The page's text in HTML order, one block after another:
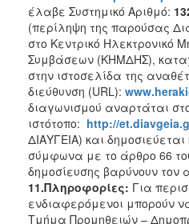
έλαβε Συστημικό Αριθμό:
(περίληψη της παρούσας
στο Κεντρικό Ηλεκτρονικό
Συμβάσεων (ΚΗΜΔΗΣ),
στην ιστοσελίδα της
διεύθυνση (URL): www.
διαγωνισμού αναρτάται
ιστότοπο: http://
ΔΙΑΥΓΕΙΑ) και
σύμφωνα με το άρθρο 66
δημοσίευσης βαρύνουν τον
11.Πληροφορίες: Για
ενδιαφερόμενοι μπορούν
Τμήμα Προμηθειών –